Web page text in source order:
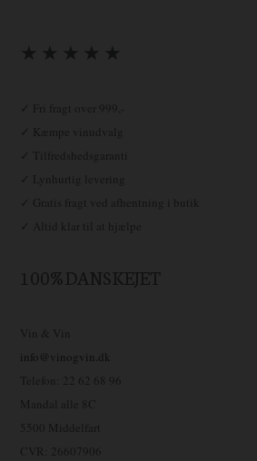
★ ★ ★ ★ ★
✓ Fri fragt over 999,-
✓ Kæmpe vinudvalg
✓ Tilfredshedsgaranti
✓ Lynhurtig levering
✓ Gratis fragt ved afhentning i butik
✓ Altid klar til at hjælpe
100% DANSKEJET
Vin & Vin
info@vinogvin.dk
Telefon: 22 62 68 96
Mandal alle 8C
5500 Middelfart
CVR: 26607906